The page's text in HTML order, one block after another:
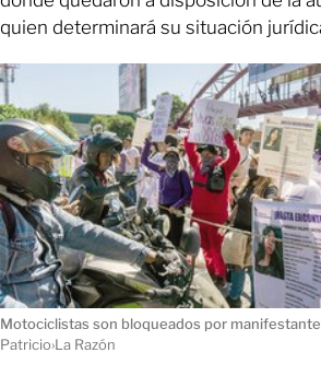
quien determinará su situación
Motociclistas son bloqueados por
Patricio›La Razón